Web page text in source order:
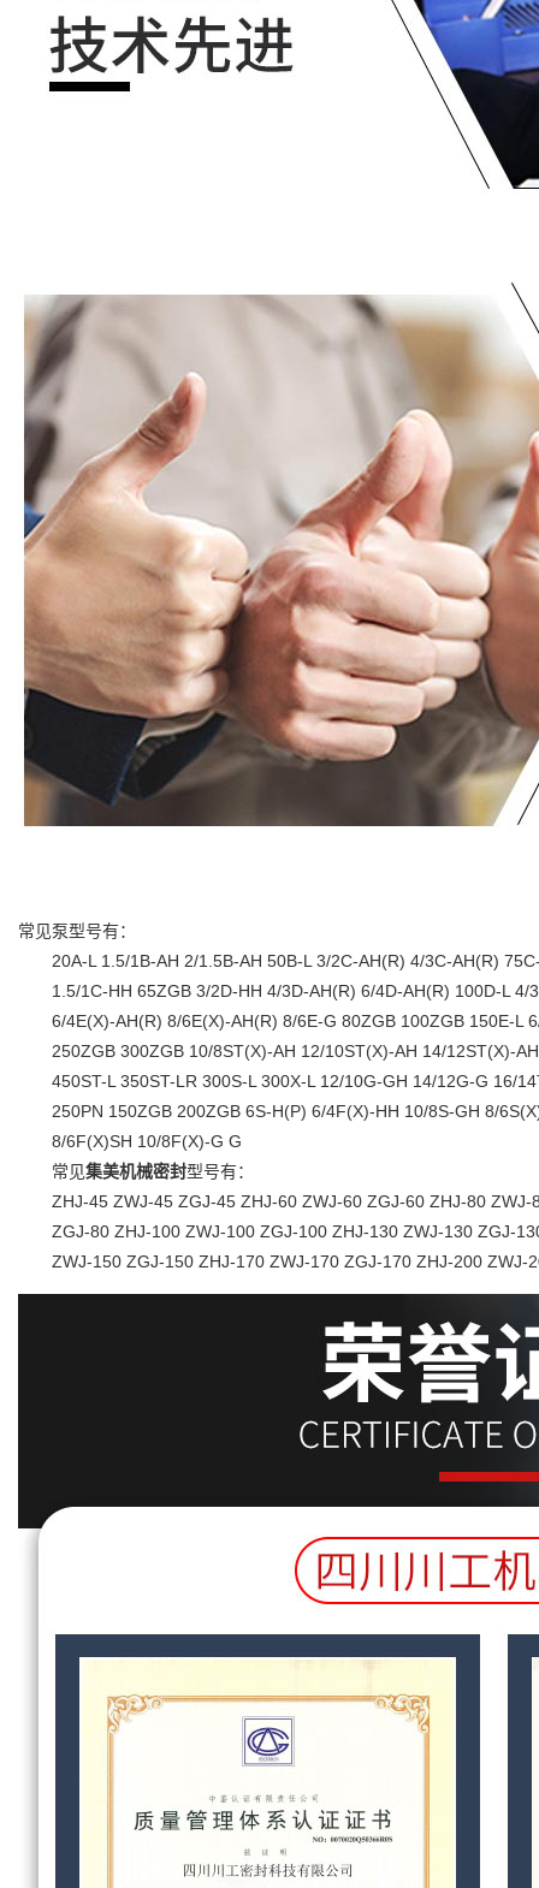
常见泵型号有：
20A-L 1.5/1B-AH 2/1.5B-AH 50B-L 3/2C-AH(R) 4/3C-AH(R)
1.5/1C-HH 65ZGB 3/2D-HH 4/3D-AH(R) 6/4D-AH(R) 100D-L 4/
6/4E(X)-AH(R) 8/6E(X)-AH(R) 8/6E-G 80ZGB 100ZGB 150E-L
250ZGB 300ZGB 10/8ST(X)-AH 12/10ST(X)-AH 14/12ST(X)-
450ST-L 350ST-LR 300S-L 300X-L 12/10G-GH 14/12G-G 16/
250PN 150ZGB 200ZGB 6S-H(P) 6/4F(X)-HH 10/8S-GH 8/
8/6F(X)SH 10/8F(X)-G G
常见集美机械密封型号有：
ZHJ-45 ZWJ-45 ZGJ-45 ZHJ-60 ZWJ-60 ZGJ-60 ZHJ-80 ZWJ-
ZGJ-80 ZHJ-100 ZWJ-100 ZGJ-100 ZHJ-130 ZWJ-130 ZGJ-
ZWJ-150 ZGJ-150 ZHJ-170 ZWJ-170 ZGJ-170 ZHJ-200 ZWJ-